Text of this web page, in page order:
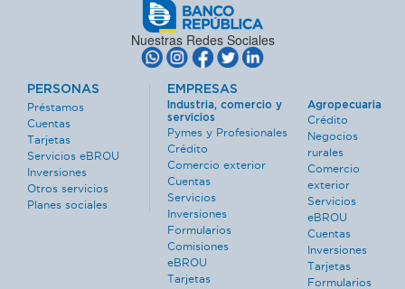
Nuestras Redes Sociales
PERSONAS
Préstamos
Cuentas
Tarjetas
Servicios eBROU
Inversiones
Otros servicios
Planes sociales
EMPRESAS
Industria, comercio y
servicios
Pymes y Profesionales
Crédito
Comercio exterior
Cuentas
Servicios
Inversiones
Formularios
Comisiones
eBROU
Tarjetas
Agropecuaria
Crédito
Negocios
rurales
Comercio
exterior
Servicios
eBROU
Cuentas
Inversiones
Tarjetas
Formularios